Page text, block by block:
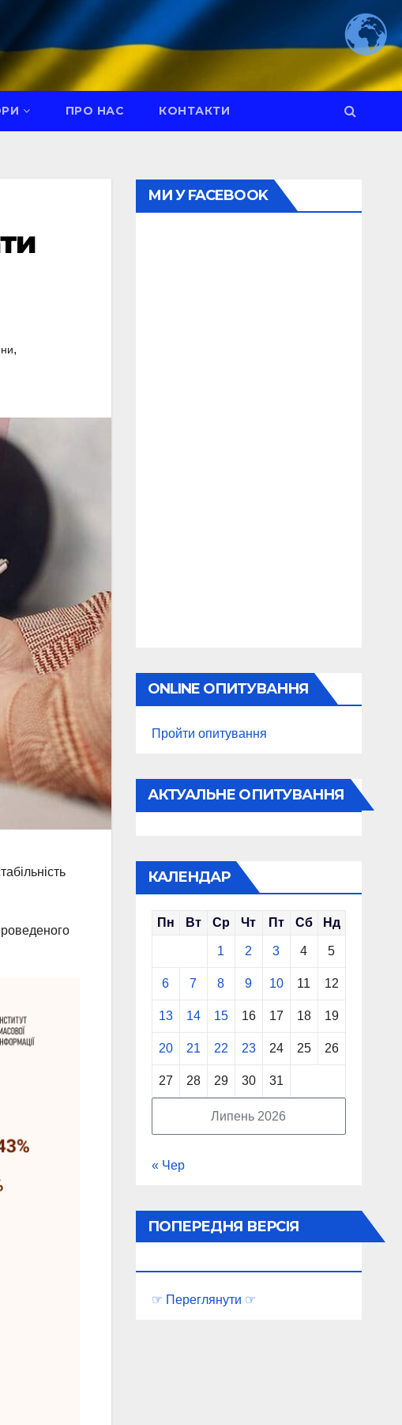
ПРО НАС КОНТАКТИ
,
МИ У FACEBOOK
ONLINE ОПИТУВАННЯ
Пройти опитування
АКТУАЛЬНЕ ОПИТУВАННЯ
КАЛЕНДАР
Липень 2026
Пн Вт Ср Чт Пт Сб Нд
1 2 3 4 5
6 7 8 9 10 11 12
13 14 15 16 17 18 19
20 21 22 23 24 25 26
27 28 29 30 31
« Чер
ПОПЕРЕДНЯ ВЕРСІЯ
☞ Переглянути ☞